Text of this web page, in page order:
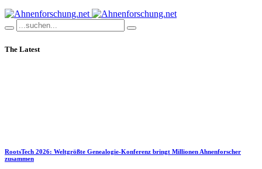
The Latest
RootsTech 2026: Weltgrößte Genealogie-Konferenz bringt Millionen Ahnenforscher
zusammen